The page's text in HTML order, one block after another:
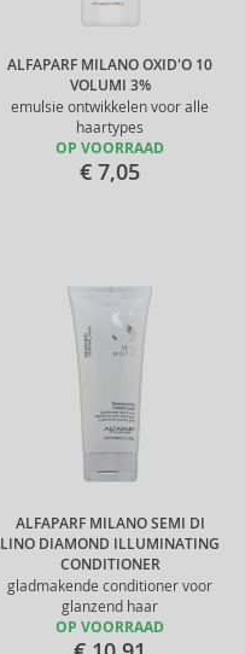
ALFAPARF MILANO OXID'O 10
VOLUMI 3%
emulsie ontwikkelen voor alle
haartypes
OP VOORRAAD
€ 7,05
ALFAPARF MILANO SEMI DI
LINO DIAMOND ILLUMINATING
CONDITIONER
gladmakende conditioner voor
glanzend haar
OP VOORRAAD